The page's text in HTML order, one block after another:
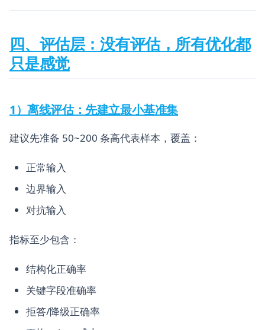
四、评估层：没有评估，所有优化都
只是感觉
1）离线评估：先建立最小基准集
建议先准备 50~200 条高代表样本，覆盖：
正常输入
边界输入
对抗输入
指标至少包含：
结构化正确率
关键字段准确率
拒答/降级正确率